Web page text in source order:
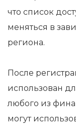
что список
меняться в
региона.
После
использован
любого из
могут